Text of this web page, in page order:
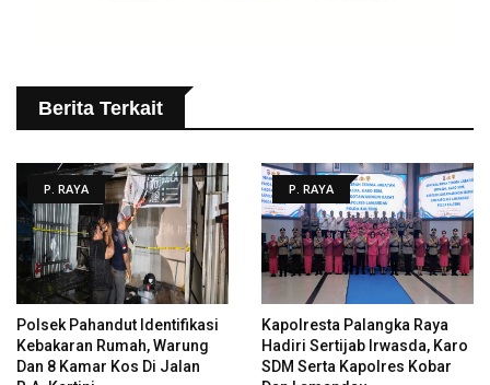
Berita Terkait
P. RAYA
Polsek Pahandut Identifikasi
Kebakaran Rumah, Warung
Dan 8 Kamar Kos Di Jalan
P. RAYA
Kapolresta Palangka Raya
Hadiri Sertijab Irwasda, Karo
SDM Serta Kapolres Kobar